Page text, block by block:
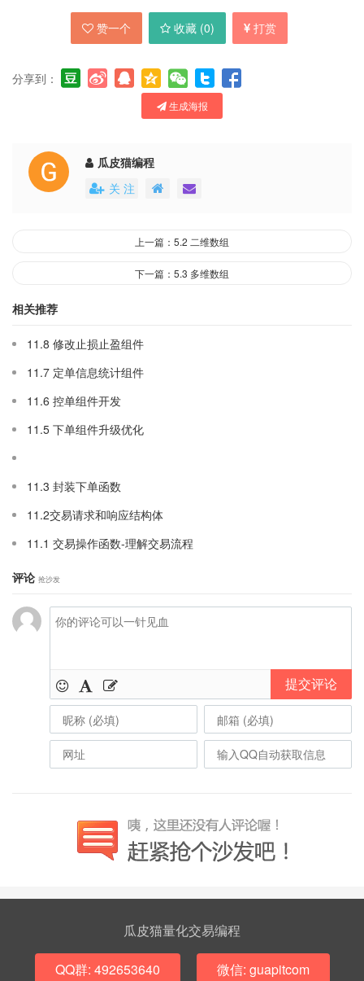
赞一个 收藏 (0) 打赏
分享到：
生成海报
瓜皮猫编程
关 注
上一篇：5.2 二维数组
下一篇：5.3 多维数组
相关推荐
11.8 修改止损止盈组件
11.7 定单信息统计组件
11.6 控单组件开发
11.5 下单组件升级优化
11.3 封装下单函数
11.2交易请求和响应结构体
11.1 交易操作函数-理解交易流程
评论 抢沙发
提交评论
瓜皮猫量化交易编程
QQ群: 492653640 微信: guapitcom